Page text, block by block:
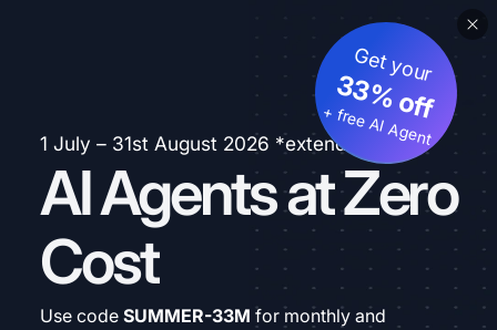
1 July – 31st August 2026 *extended
AI Agents at Zero
Cost
Get your
33% off
+ free AI Agent
Use code SUMMER-33M for monthly and